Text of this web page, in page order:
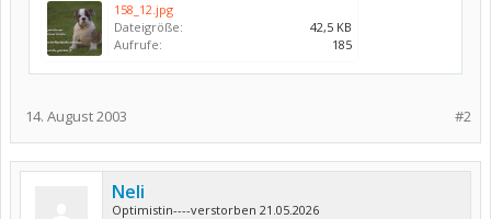
158_12.jpg
Dateigröße:
42,5 KB
Aufrufe:
185
#2
14. August 2003
Neli
Optimistin----verstorben 21.05.2026